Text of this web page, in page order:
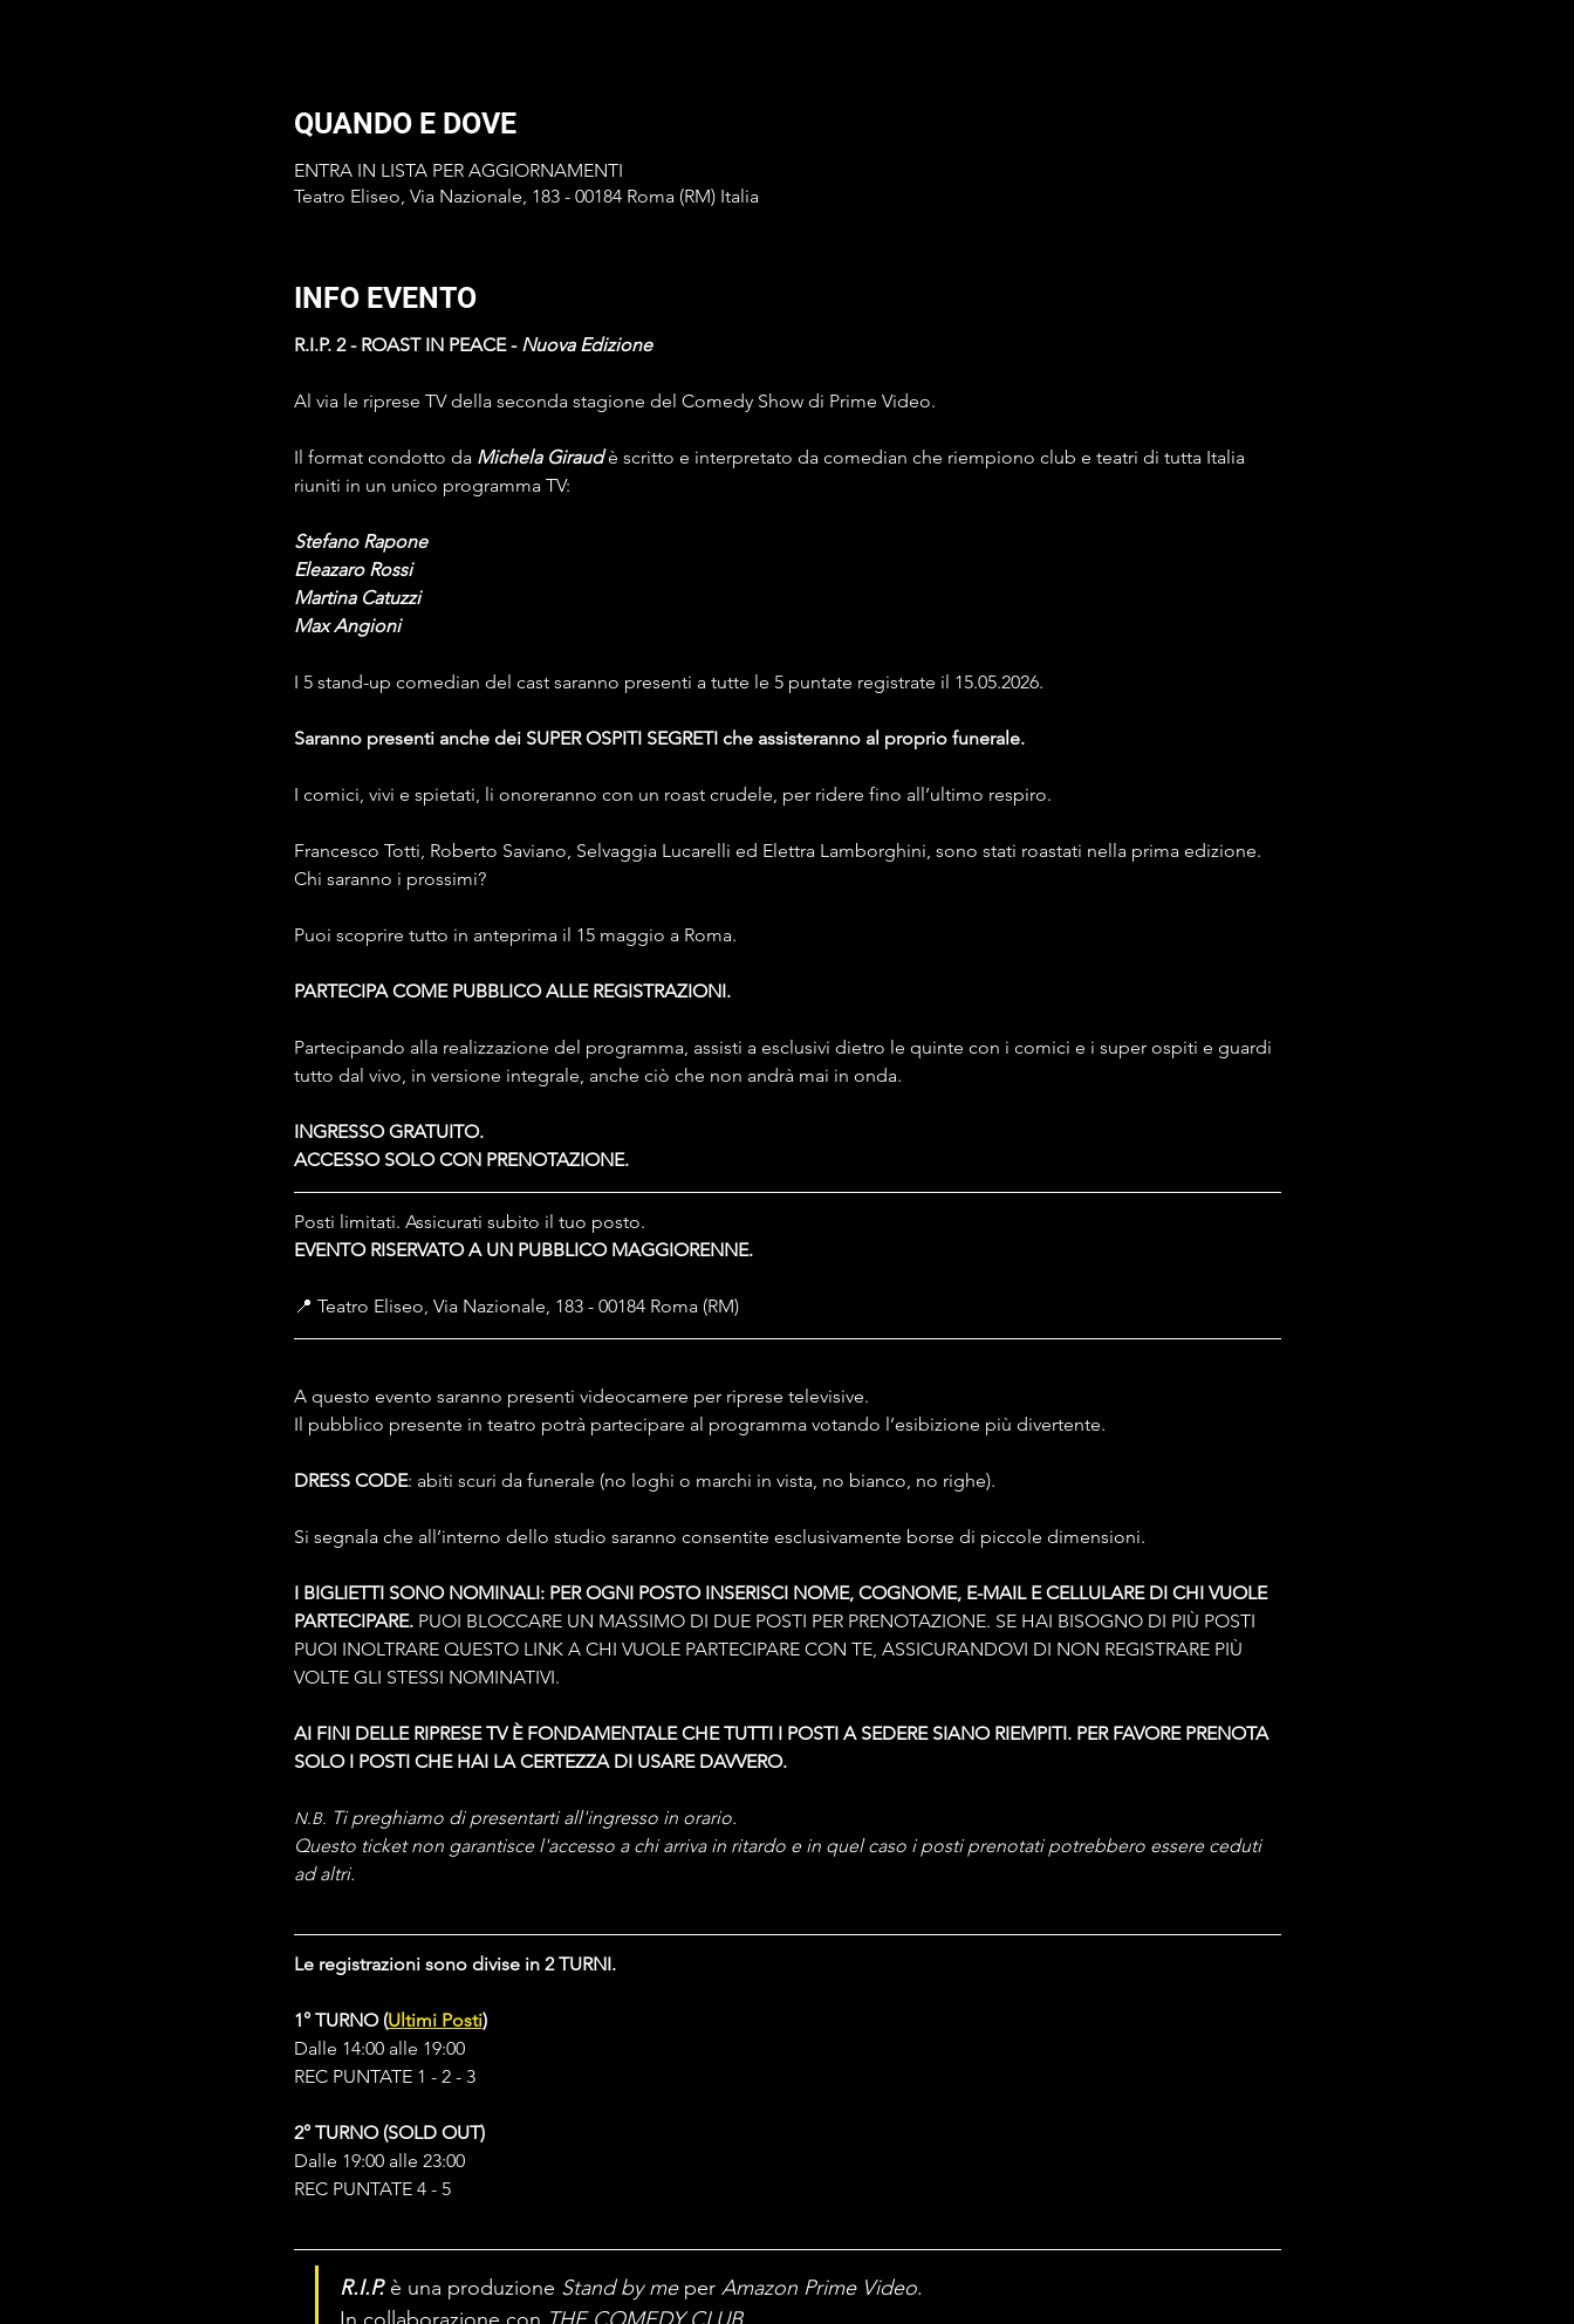
QUANDO E DOVE
ENTRA IN LISTA PER AGGIORNAMENTI
Teatro Eliseo, Via Nazionale, 183 - 00184 Roma (RM) Italia
INFO EVENTO
R.I.P. 2 - ROAST IN PEACE - Nuova Edizione
Al via le riprese TV della seconda stagione del Comedy Show di Prime Video.
Il format condotto da Michela Giraud è scritto e interpretato da comedian che riempiono club e teatri di tutta Italia
riuniti in un unico programma TV:
Stefano Rapone
Eleazaro Rossi
Martina Catuzzi
Max Angioni
I 5 stand-up comedian del cast saranno presenti a tutte le 5 puntate registrate il 15.05.2026.
Saranno presenti anche dei SUPER OSPITI SEGRETI che assisteranno al proprio funerale.
I comici, vivi e spietati, li onoreranno con un roast crudele, per ridere fino all’ultimo respiro.
Francesco Totti, Roberto Saviano, Selvaggia Lucarelli ed Elettra Lamborghini, sono stati roastati nella prima edizione.
Chi saranno i prossimi?
Puoi scoprire tutto in anteprima il 15 maggio a Roma.
PARTECIPA COME PUBBLICO ALLE REGISTRAZIONI.
Partecipando alla realizzazione del programma, assisti a esclusivi dietro le quinte con i comici e i super ospiti e guardi
tutto dal vivo, in versione integrale, anche ciò che non andrà mai in onda.
INGRESSO GRATUITO.
ACCESSO SOLO CON PRENOTAZIONE.
Posti limitati. Assicurati subito il tuo posto.
EVENTO RISERVATO A UN PUBBLICO MAGGIORENNE.
📍 Teatro Eliseo, Via Nazionale, 183 - 00184 Roma (RM)
A questo evento saranno presenti videocamere per riprese televisive.
Il pubblico presente in teatro potrà partecipare al programma votando l’esibizione più divertente.
DRESS CODE: abiti scuri da funerale (no loghi o marchi in vista, no bianco, no righe).
Si segnala che all’interno dello studio saranno consentite esclusivamente borse di piccole dimensioni.
I BIGLIETTI SONO NOMINALI: PER OGNI POSTO INSERISCI NOME, COGNOME, E-MAIL E CELLULARE DI CHI VUOLE
PARTECIPARE. PUOI BLOCCARE UN MASSIMO DI DUE POSTI PER PRENOTAZIONE. SE HAI BISOGNO DI PIÙ POSTI
PUOI INOLTRARE QUESTO LINK A CHI VUOLE PARTECIPARE CON TE, ASSICURANDOVI DI NON REGISTRARE PIÙ
VOLTE GLI STESSI NOMINATIVI.
AI FINI DELLE RIPRESE TV È FONDAMENTALE CHE TUTTI I POSTI A SEDERE SIANO RIEMPITI. PER FAVORE PRENOTA
SOLO I POSTI CHE HAI LA CERTEZZA DI USARE DAVVERO.
N.B. Ti preghiamo di presentarti all'ingresso in orario.
Questo ticket non garantisce l'accesso a chi arriva in ritardo e in quel caso i posti prenotati potrebbero essere ceduti
ad altri.
Le registrazioni sono divise in 2 TURNI.
1° TURNO (Ultimi Posti)
Dalle 14:00 alle 19:00
REC PUNTATE 1 - 2 - 3
2° TURNO (SOLD OUT)
Dalle 19:00 alle 23:00
REC PUNTATE 4 - 5
R.I.P. è una produzione Stand by me per Amazon Prime Video.